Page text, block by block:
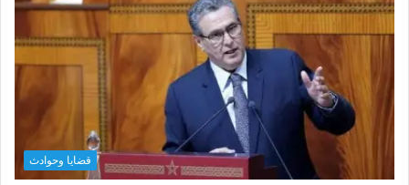
قضايا وحوادث